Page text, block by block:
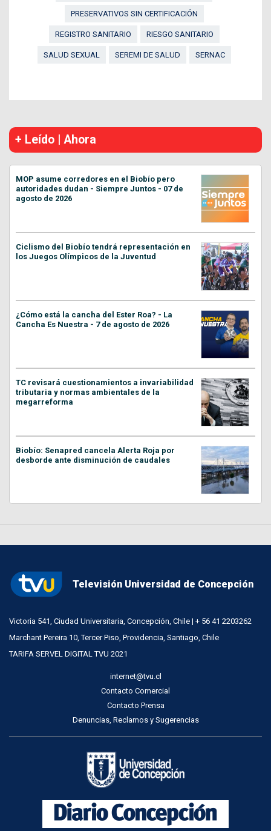
PRESERVATIVOS SIN CERTIFICACIÓN
REGISTRO SANITARIO RIESGO SANITARIO
SALUD SEXUAL SEREMI DE SALUD SERNAC
+ Leído | Ahora
MOP asume corredores en el Biobío pero
autoridades dudan - Siempre Juntos - 07 de
agosto de 2026
Ciclismo del Biobío tendrá representación en
los Juegos Olímpicos de la Juventud
¿Cómo está la cancha del Ester Roa? - La
Cancha Es Nuestra - 7 de agosto de 2026
TC revisará cuestionamientos a invariabilidad
tributaria y normas ambientales de la
megarreforma
Biobío: Senapred cancela Alerta Roja por
desborde ante disminución de caudales
Televisión Universidad de Concepción
Victoria 541, Ciudad Universitaria, Concepción, Chile | + 56 41 2203262
Marchant Pereira 10, Tercer Piso, Providencia, Santiago, Chile
TARIFA SERVEL DIGITAL TVU 2021
internet@tvu.cl
Contacto Comercial
Contacto Prensa
Denuncias, Reclamos y Sugerencias